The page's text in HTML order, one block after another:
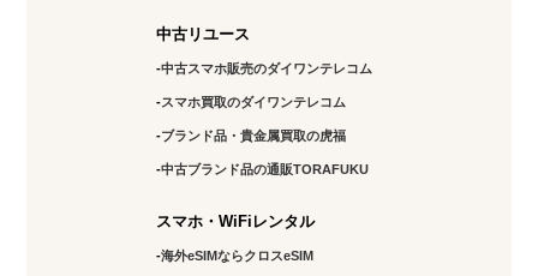
中古リユース
中古スマホ販売のダイワンテレコム
スマホ買取のダイワンテレコム
ブランド品・貴金属買取の虎福
中古ブランド品の通販TORAFUKU
スマホ・WiFiレンタル
海外eSIMならクロスeSIM